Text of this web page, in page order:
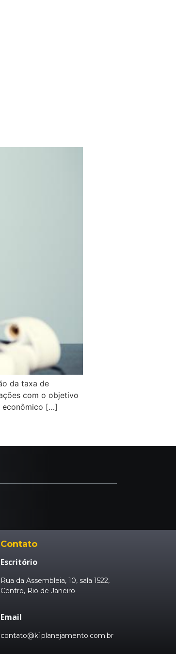
da taxa de
com o objetivo
econômico […]
Contato
Escritório
Rua da Assembleia, 10, sala 1522,
Centro, Rio de Janeiro
Email
contato@k1planejamento.com.br